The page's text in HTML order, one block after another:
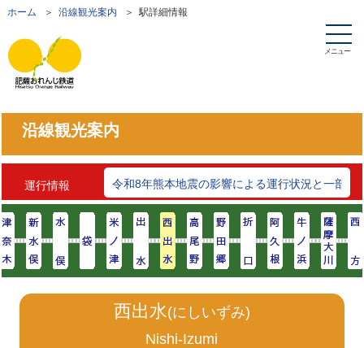
ホーム ＞ 沿線観光案内 ＞ 駅詳細情報
メニュー
沿線観光案内
運行情報 令和8年熊本地震の影響による運行状況と一部区
西出水(にしいずみ)
Nishi-Izumi